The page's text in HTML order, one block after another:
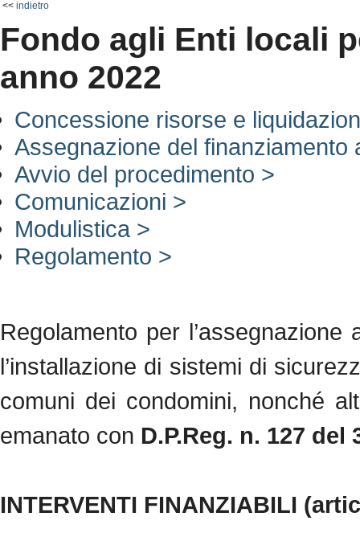
<< indietro
Fondo agli Enti locali
anno 2022
Concessione risorse e
Assegnazione del finanziamento
Avvio del procedimento >
Comunicazioni >
Modulistica >
Regolamento >
Regolamento per
l’installazione di sistemi di
comuni dei condomini, nonché
emanato con D.P.Reg. n. 127 del
INTERVENTI FINANZIABILI